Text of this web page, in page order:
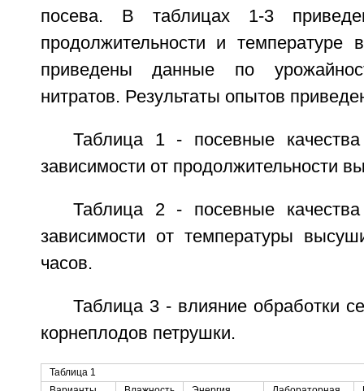
посева. В таблицах 1-3
продолжительности и температуре
приведены данные по
нитратов. Результаты опытов
Таблица 1 - посевные
зависимости от продолжительности
Таблица 2 - посевные
зависимости от температуры
часов.
Таблица 3 - влияние обработки
корнеплодов петрушки.
Таблица 1